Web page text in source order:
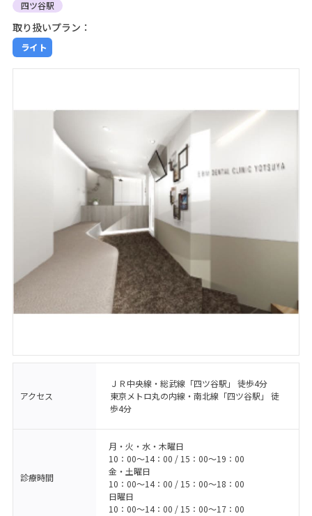
四ツ谷駅
取り扱いプラン：
ライト
アクセス
ＪＲ中央線・総武線「四ツ谷駅」 徒歩4分
東京メトロ丸の内線・南北線「四ツ谷駅」 徒
歩4分
診療時間
月・火・水・木曜日
10：00〜14：00 / 15：00〜19：00
金・土曜日
10：00〜14：00 / 15：00〜18：00
日曜日
10：00〜14：00 / 15：00〜17：00